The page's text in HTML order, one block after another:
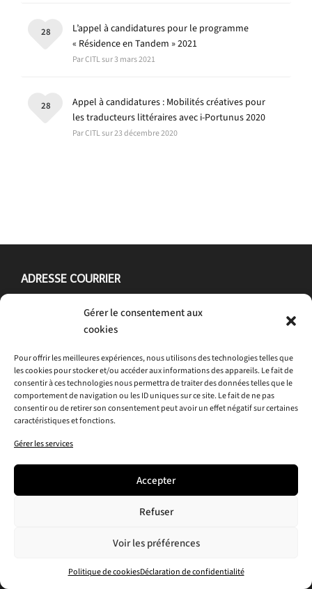
Gérer le consentement aux
cookies
Pour offrir les meilleures expériences, nous utilisons des technologies telles que
les cookies pour stocker et/ou accéder aux informations des appareils. Le fait de
consentir à ces technologies nous permettra de traiter des données telles que le
comportement de navigation ou les ID uniques sur ce site. Le fait de ne pas
consentir ou de retirer son consentement peut avoir un effet négatif sur certaines
caractéristiques et fonctions.
Gérer les services
Accepter
Refuser
Voir les préférences
Politique de cookiesDéclaration de confidentialité
L’appel à candidatures pour le programme
« Résidence en Tandem » 2021
Par CITL sur 3 mars 2021
28
Appel à candidatures : Mobilités créatives pour
les traducteurs littéraires avec i-Portunus 2020
Par CITL sur 23 décembre 2020
28
ADRESSE COURRIER
13200 Arles, FRANCE
Tél : 04 90 52 05 50
PLAN D’ACCÈS|NOUS ÉCRIRE